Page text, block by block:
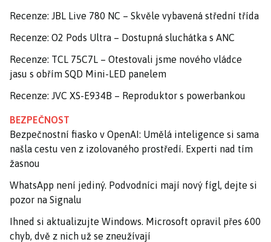
Recenze: JBL Live 780 NC – Skvěle vybavená střední třída
Recenze: O2 Pods Ultra – Dostupná sluchátka s ANC
Recenze: TCL 75C7L – Otestovali jsme nového vládce
jasu s obřím SQD Mini-LED panelem
Recenze: JVC XS-E934B – Reproduktor s powerbankou
BEZPEČNOST
Bezpečnostní fiasko v OpenAI: Umělá inteligence si sama
našla cestu ven z izolovaného prostředí. Experti nad tím
žasnou
WhatsApp není jediný. Podvodníci mají nový fígl, dejte si
pozor na Signalu
Ihned si aktualizujte Windows. Microsoft opravil přes 600
chyb, dvě z nich už se zneužívají